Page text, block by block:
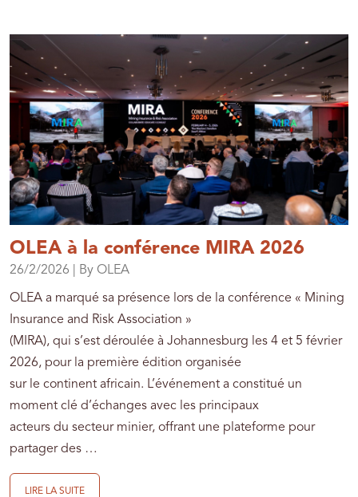
OLEA à la conférence MIRA 2026
26/2/2026 | By OLEA
OLEA a marqué sa présence lors de la conférence « Mining
Insurance and Risk Association »
(MIRA), qui s’est déroulée à Johannesburg les 4 et 5 février
2026, pour la première édition organisée
sur le continent africain. L’événement a constitué un
moment clé d’échanges avec les principaux
acteurs du secteur minier, offrant une plateforme pour
partager des …
LIRE LA SUITE